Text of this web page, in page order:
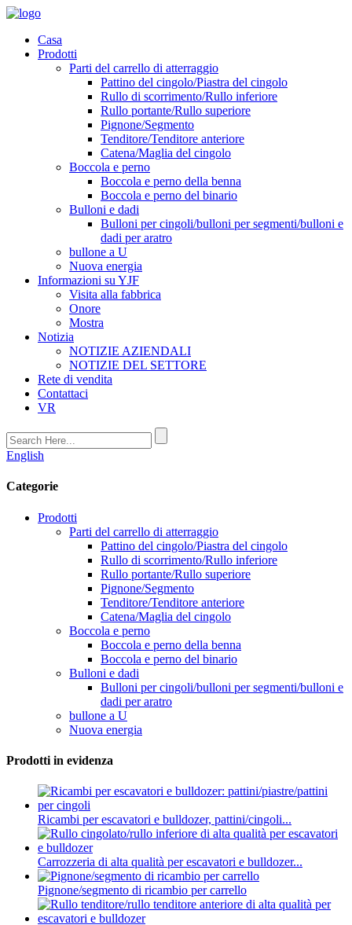
Casa
Prodotti
Parti del carrello di atterraggio
Pattino del cingolo/Piastra del cingolo
Rullo di scorrimento/Rullo inferiore
Rullo portante/Rullo superiore
Pignone/Segmento
Tenditore/Tenditore anteriore
Catena/Maglia del cingolo
Boccola e perno
Boccola e perno della benna
Boccola e perno del binario
Bulloni e dadi
Bulloni per cingoli/bulloni per segmenti/bulloni e
dadi per aratro
bullone a U
Nuova energia
Informazioni su YJF
Visita alla fabbrica
Onore
Mostra
Notizia
NOTIZIE AZIENDALI
NOTIZIE DEL SETTORE
Rete di vendita
Contattaci
VR
English
Categorie
Prodotti
Parti del carrello di atterraggio
Pattino del cingolo/Piastra del cingolo
Rullo di scorrimento/Rullo inferiore
Rullo portante/Rullo superiore
Pignone/Segmento
Tenditore/Tenditore anteriore
Catena/Maglia del cingolo
Boccola e perno
Boccola e perno della benna
Boccola e perno del binario
Bulloni e dadi
Bulloni per cingoli/bulloni per segmenti/bulloni e
dadi per aratro
bullone a U
Nuova energia
Prodotti in evidenza
Ricambi per escavatori e bulldozer, pattini/cingoli...
Carrozzeria di alta qualità per escavatori e bulldozer...
Pignone/segmento di ricambio per carrello